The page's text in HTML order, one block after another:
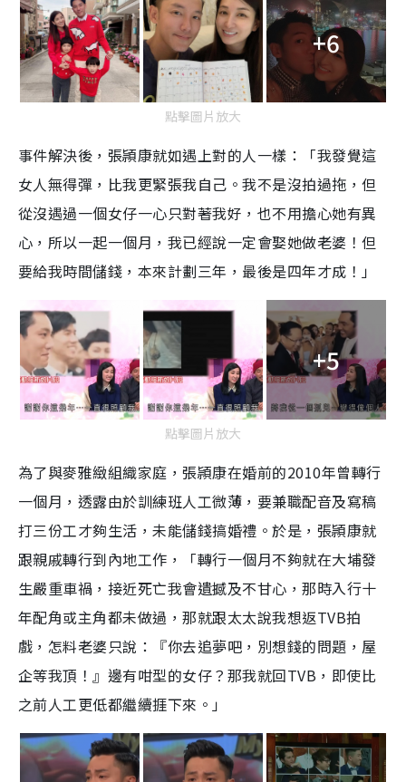
+6
點擊圖片放大
事件解決後，張頴康就如遇上對的人一樣：「我發覺這
女人無得彈，比我更緊張我自己。我不是沒拍過拖，但
從沒遇過一個女仔一心只對著我好，也不用擔心她有異
心，所以一起一個月，我已經說一定會娶她做老婆！但
要給我時間儲錢，本來計劃三年，最後是四年才成！」
+5
點擊圖片放大
為了與麥雅緻組織家庭，張頴康在婚前的2010年曾轉行
一個月，透露由於訓練班人工微薄，要兼職配音及寫稿
打三份工才夠生活，未能儲錢搞婚禮。於是，張頴康就
跟親戚轉行到內地工作，「轉行一個月不夠就在大埔發
生嚴重車禍，接近死亡我會遺撼及不甘心，那時入行十
年配角或主角都未做過，那就跟太太說我想返TVB拍
戲，怎料老婆只說：『你去追夢吧，別想錢的問題，屋
企等我頂！』邊有咁型的女仔？那我就回TVB，即使比
之前人工更低都繼續捱下來。」